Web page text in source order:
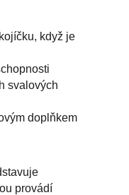
když je
svalových
doplňkem
provádí